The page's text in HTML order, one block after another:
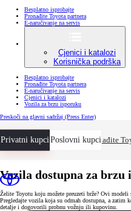
Besplatno isprobajte
Pronađite Toyota partnera
E-naručivanje na servis
Cjenici i katalozi
Korisnička podrška
Besplatno isprobajte
Pronađite Toyota partnera
E-naručivanje na servis
Cjenici i katalozi
Vozila za brzu isporuku
Preskoči na glavni sadržaj (Press Enter)
Privatni kupciPoslovni kupci
Besplatno isprobajte Pronađite
Vozila dostupna za brzu
Želite Toyotu koju možete preuzeti brže? Ovi
Pregledajte vozila koja su odmah dostupna, a zatim
detalje i dogovorili probnu vožnju ili kupovinu.